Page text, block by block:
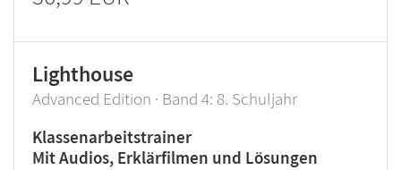
Lighthouse
Advanced Edition · Band 4: 8. Schuljahr
Klassenarbeitstrainer
Mit Audios, Erklärfilmen und Lösungen